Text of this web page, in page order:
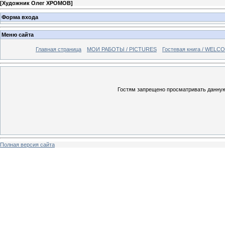
[Художник Олег ХРОМОВ]
Форма входа
Меню сайта
Главная страница МОИ РАБОТЫ / PICTURES Гостевая книга /
Гостям запрещено просматривать
Полная версия сайта